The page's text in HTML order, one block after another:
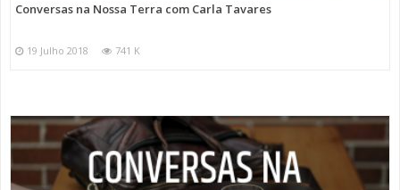
Conversas na Nossa Terra com Carla Tavares
19 Julho 2018 741 K